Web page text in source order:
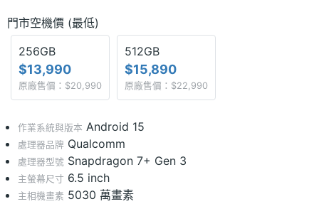
門市空機價 (最低)
256GB
$13,990
原廠售價：$20,990
512GB
$15,890
原廠售價：$22,990
作業系統與版本 Android 15
處理器品牌 Qualcomm
處理器型號 Snapdragon 7+ Gen 3
主螢幕尺寸 6.5 inch
主相機畫素 5030 萬畫素